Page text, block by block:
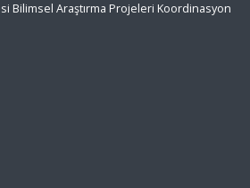
Bilimsel Araştırma Projeleri Koordinasyon